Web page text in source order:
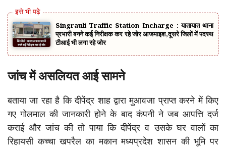
Singrauli Traffic Station Incharge : यातायात थाना
प्रभारी बनने कई निरीक्षक कर रहे जोर आजमाइश,दूसरे जिलों में पदस्थ
टीआई भी लगा रहे जोर
जांच में असलियत आई सामने
बताया जा रहा है कि दीपेंद्र शाह द्वारा मुआवजा प्राप्त करने में किए
गए गोलमाल की जानकारी होने के बाद कंपनी ने जब आपत्ति दर्ज
कराई और जांच की तो पाया कि दीपेंद्र व उसके घर वालों का
रिहायसी कच्चा खपरैल का मकान मध्यप्रदेश शासन की भूमि पर